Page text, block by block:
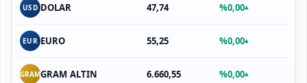
USD DOLAR 47,74 %0,00▴
EUR EURO 55,25 %0,00▴
GRAMGRAM ALTIN 6.660,55 %0,00▴